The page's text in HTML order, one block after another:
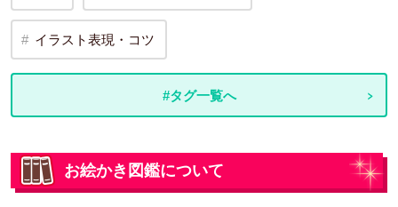
イラスト表現・コツ
#タグ一覧へ
お絵かき図鑑について